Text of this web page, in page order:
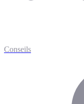
Conseils